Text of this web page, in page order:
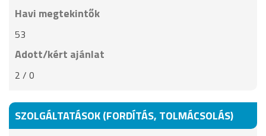
Havi megtekintők
53
Adott/kért ajánlat
2 / 0
SZOLGÁLTATÁSOK (FORDÍTÁS, TOLMÁCSOLÁS)